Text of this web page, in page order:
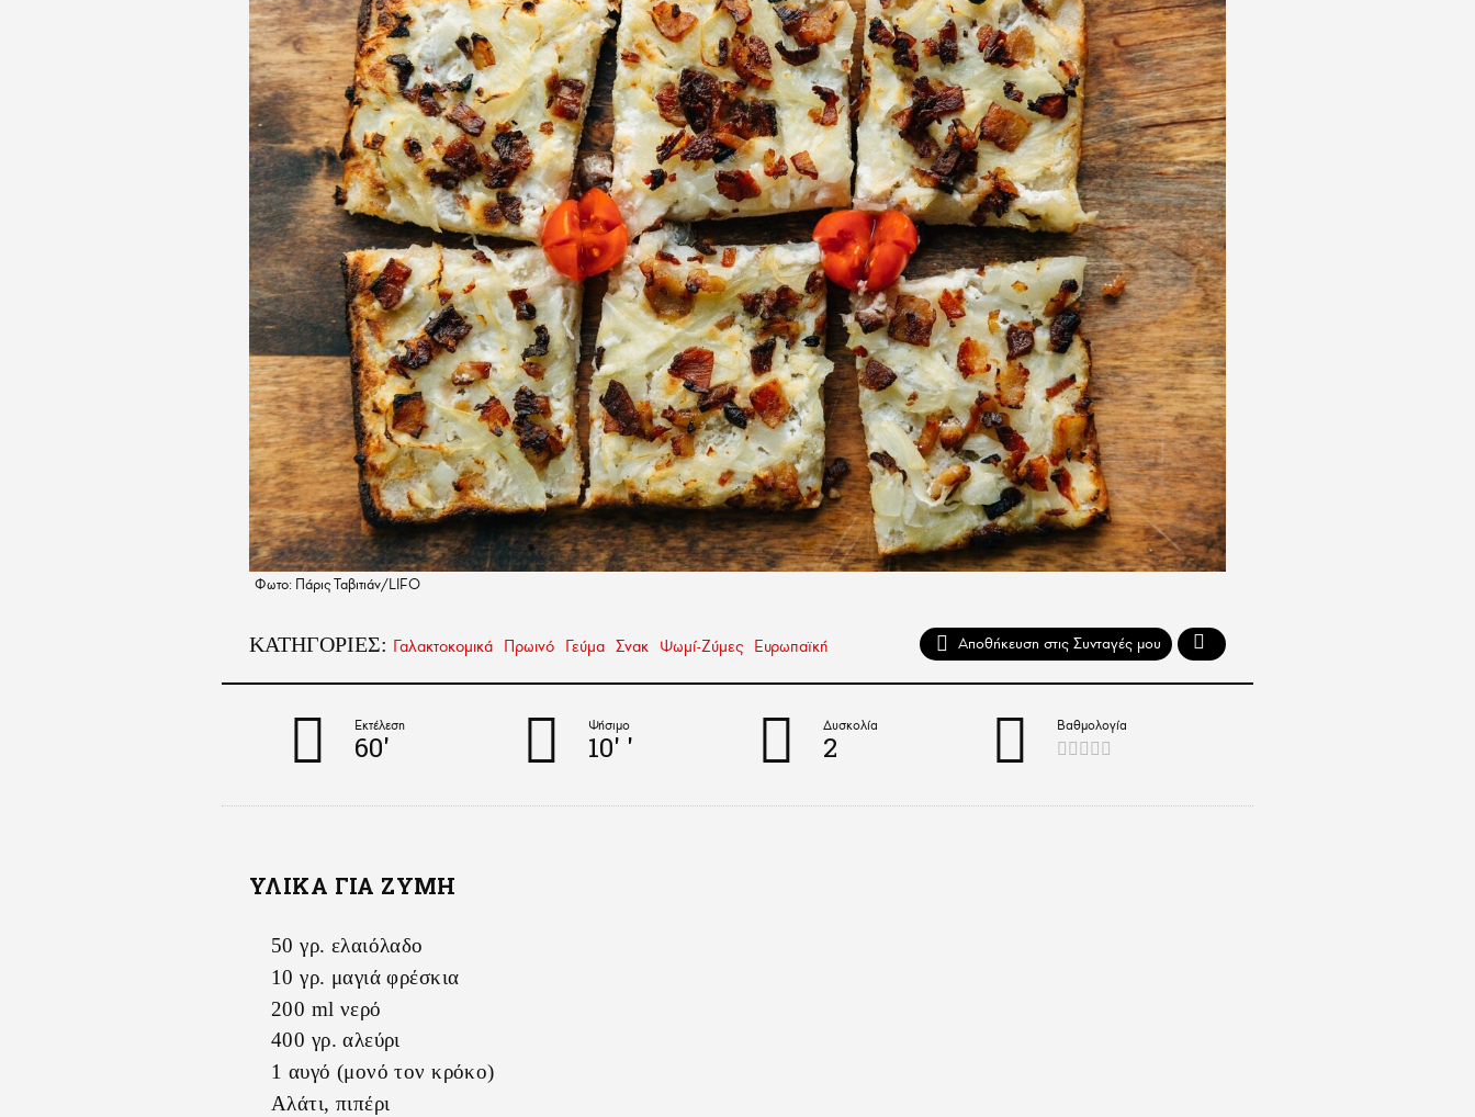
Φωτο: Πάρις Ταβιτιάν/LIFO
ΚΑΤΗΓΟΡΙΕΣ: Γαλακτοκομικά Πρωινό Γεύμα Σνακ Ψωμί-Ζύμες Ευρωπαϊκή
Εκτέλεση
60'
Ψήσιμο
10' '
Δυσκολία
2
Βαθμολογία
ΥΛΙΚΑ ΓΙΑ ΖΥΜΗ
50 γρ. ελαιόλαδο
10 γρ. μαγιά φρέσκια
200 ml νερό
400 γρ. αλεύρι
1 αυγό (μονό τον κρόκο)
Αλάτι, πιπέρι